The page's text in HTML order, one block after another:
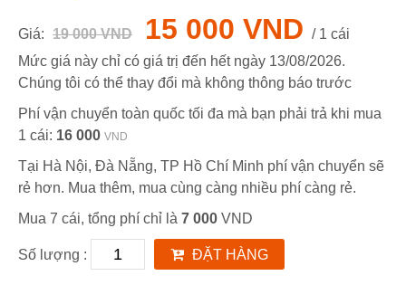
Giá: 19 000 VND 15 000 VND / 1 cái
Mức giá này chỉ có giá trị đến hết ngày 13/08/2026.
Chúng tôi có thể thay đổi mà không thông báo trước
Phí vận chuyển toàn quốc tối đa mà bạn phải trả khi mua
1 cái: 16 000 VND
Tại Hà Nội, Đà Nẵng, TP Hồ Chí Minh phí vận chuyển sẽ
rẻ hơn. Mua thêm, mua cùng càng nhiều phí càng rẻ.
Mua 7 cái, tổng phí chỉ là 7 000 VND
Số lượng : ĐẶT HÀNG